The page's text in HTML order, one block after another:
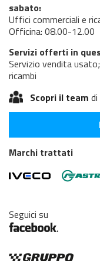
sabato:
Uffici commerciali e
Officina: 08.00-12.00
Servizi offerti in
Servizio vendita
ricambi
Scopri il team
Marchi trattati
Seguici su